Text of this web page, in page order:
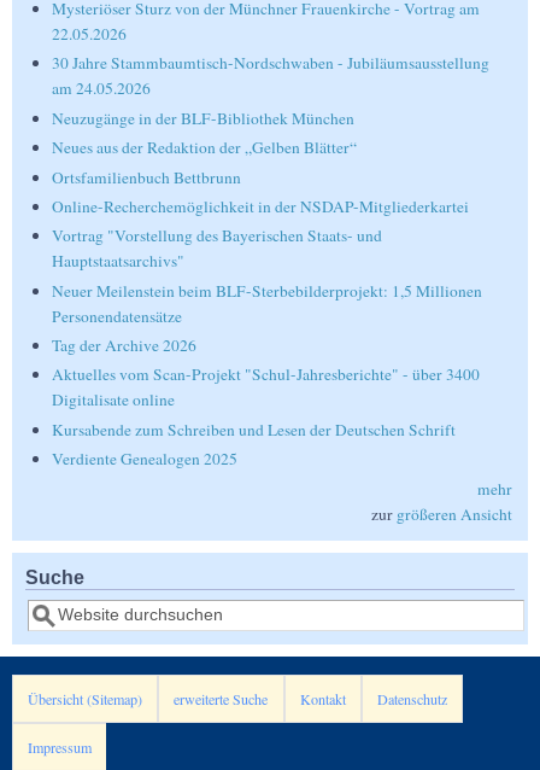
Mysteriöser Sturz von der Münchner Frauenkirche - Vortrag am
22.05.2026
30 Jahre Stammbaumtisch-Nordschwaben - Jubiläumsausstellung
am 24.05.2026
Neuzugänge in der BLF-Bibliothek München
Neues aus der Redaktion der „Gelben Blätter“
Ortsfamilienbuch Bettbrunn
Online-Recherchemöglichkeit in der NSDAP-Mitgliederkartei
Vortrag "Vorstellung des Bayerischen Staats- und
Hauptstaatsarchivs"
Neuer Meilenstein beim BLF-Sterbebilderprojekt: 1,5 Millionen
Personendatensätze
Tag der Archive 2026
Aktuelles vom Scan-Projekt "Schul-Jahresberichte" - über 3400
Digitalisate online
Kursabende zum Schreiben und Lesen der Deutschen Schrift
Verdiente Genealogen 2025
mehr
zur größeren Ansicht
Suche
Suche
Übersicht (Sitemap) erweiterte Suche Kontakt Datenschutz
Impressum